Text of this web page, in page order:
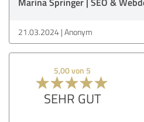
21.03.2024 Anonym
5,00 von 5
SEHR GUT